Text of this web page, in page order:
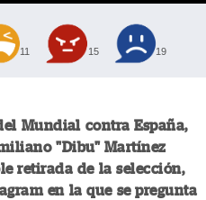
11 15 19
Mundial contra España,
"Dibu" Martínez
retirada de la selección,
en la que se pregunta